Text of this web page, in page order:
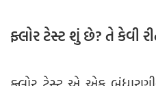
ફ્લોર ટેસ્ટ શું છે? તે કેવી